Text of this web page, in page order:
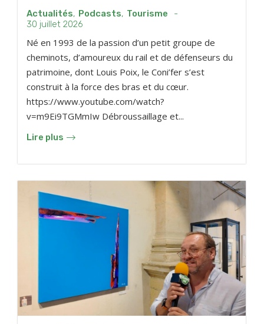
Actualités, Podcasts, Tourisme
-
30 juillet 2026
Né en 1993 de la passion d’un petit groupe de
cheminots, d’amoureux du rail et de défenseurs du
patrimoine, dont Louis Poix, le Coni’fer s’est
construit à la force des bras et du cœur.
https://www.youtube.com/watch?
v=m9Ei9TGMmIw Débroussaillage et...
Lire plus